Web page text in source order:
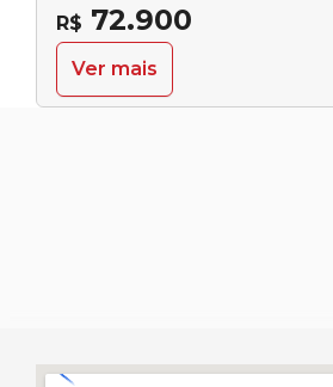
R$ 72.900
Ver mais